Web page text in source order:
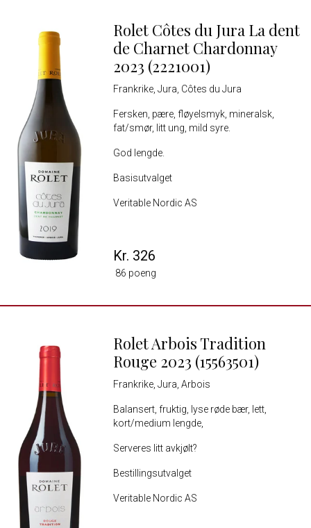
Rolet Côtes du Jura La dent
de Charnet Chardonnay
2023 (2221001)
Frankrike, Jura, Côtes du Jura
Fersken, pære, fløyelsmyk, mineralsk,
fat/smør, litt ung, mild syre.
God lengde.
Basisutvalget
Veritable Nordic AS
Kr. 326
86 poeng
Rolet Arbois Tradition
Rouge 2023 (15563501)
Frankrike, Jura, Arbois
Balansert, fruktig, lyse røde bær, lett,
kort/medium lengde,
Serveres litt avkjølt?
Bestillingsutvalget
Veritable Nordic AS